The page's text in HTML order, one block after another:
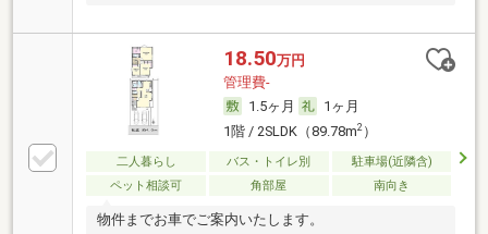
18.50万円
管理費-
1.5ヶ月
1ヶ月
1階 / 2SLDK（89.78m2）
二人暮らし バス・トイレ別
駐車場(近隣含)
ペット相談可
角部屋 南向き
物件までお車でご案内いたします。